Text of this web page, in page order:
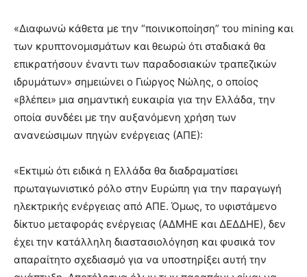
«Διαφωνώ κάθετα με την “ποινικοποίηση” του mining και
των κρυπτονομισμάτων και θεωρώ ότι σταδιακά θα
επικρατήσουν έναντι των παραδοσιακών τραπεζικών
ιδρυμάτων» σημειώνει ο Γιώργος Νώλης, ο οποίος
«βλέπει» μια σημαντική ευκαιρία για την Ελλάδα, την
οποία συνδέει με την αυξανόμενη χρήση των
ανανεώσιμων πηγών ενέργειας (ΑΠΕ):
«Εκτιμώ ότι ειδικά η Ελλάδα θα διαδραματίσει
πρωταγωνιστικό ρόλο στην Ευρώπη για την παραγωγή
ηλεκτρικής ενέργειας από ΑΠΕ. Όμως, το υφιστάμενο
δίκτυο μεταφοράς ενέργειας (ΑΔΜΗΕ και ΔΕΔΔΗΕ), δεν
έχει την κατάλληλη διαστασιολόγηση και φυσικά τον
απαραίτητο σχεδιασμό για να υποστηρίξει αυτή την